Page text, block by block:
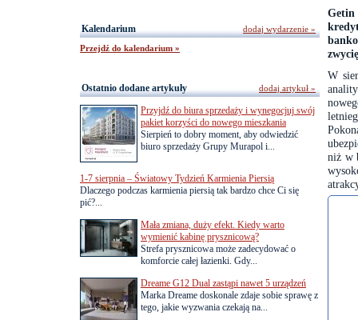
W
niż w
Kalendarium
Przejdź do kalendarium »
dodaj wydarzenie »
Ostatnio dodane artykuły
Przyjdź do biura sprzedaży i wynegocjuj swój
pakiet korzyści do nowego mieszkania
Sierpień to dobry moment, aby odwiedzić
biuro sprzedaży Grupy Murapol i...
1-7 sierpnia – Światowy Tydzień Karmienia Piersią
Dlaczego podczas karmienia piersią tak bardzo chce Ci się
pić?...
Mała zmiana, duży efekt. Kiedy warto
wymienić kabinę prysznicową?
Strefa prysznicowa może zadecydować o
komforcie całej łazienki. Gdy...
Dreame G12 Dual zastąpi nawet 5 urządzeń
Marka Dreame doskonale zdaje sobie sprawę z
tego, jakie wyzwania czekają na...
dodaj artykuł »